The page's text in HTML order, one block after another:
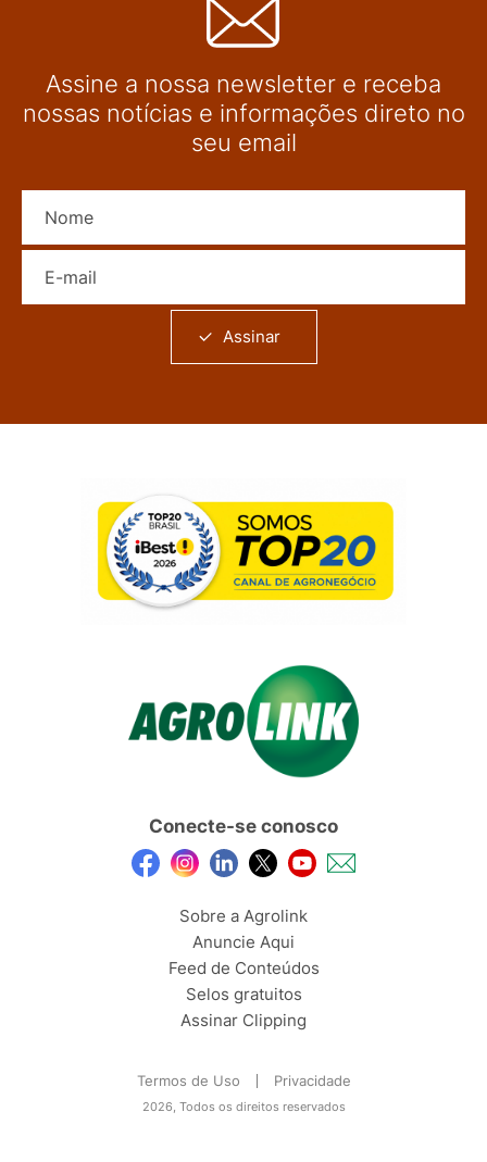
Assine a nossa newsletter e receba
nossas notícias e informações direto no
seu email
Assinar
Conecte-se conosco
Sobre a Agrolink
Anuncie Aqui
Feed de Conteúdos
Selos gratuitos
Assinar Clipping
Termos de Uso Privacidade
2026, Todos os direitos reservados